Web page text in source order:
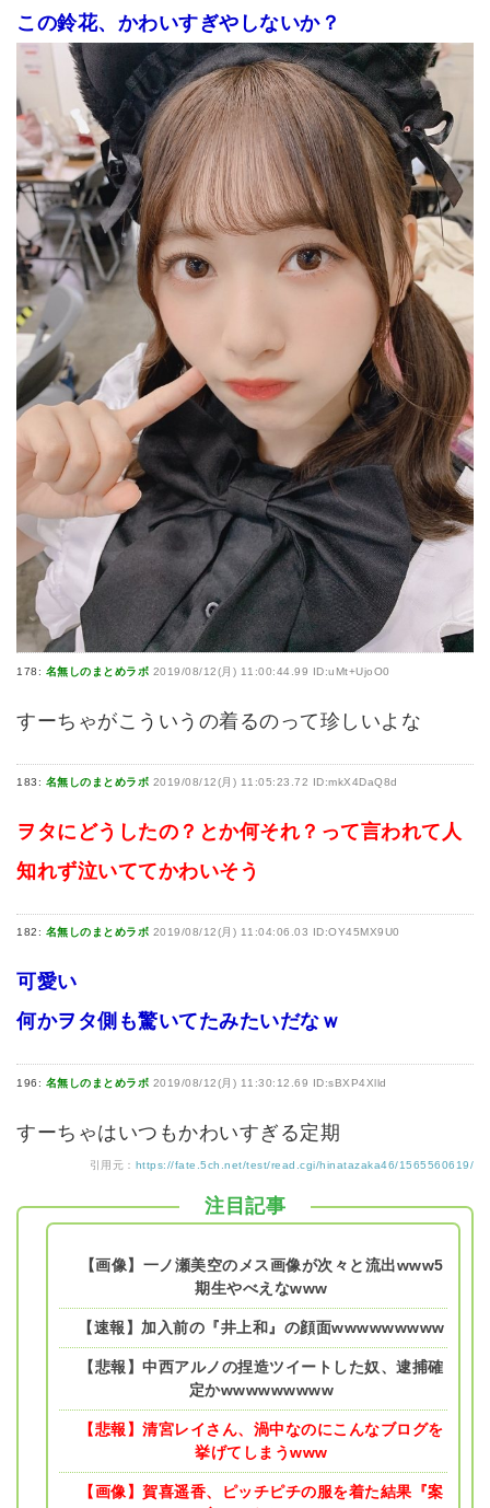
この鈴花、かわいすぎやしないか？
178: 名無しのまとめラボ 2019/08/12(月) 11:00:44.99 ID:uMt+UjoO0
すーちゃがこういうの着るのって珍しいよな
183: 名無しのまとめラボ 2019/08/12(月) 11:05:23.72 ID:mkX4DaQ8d
ヲタにどうしたの？とか何それ？って言われて人
知れず泣いててかわいそう
182: 名無しのまとめラボ 2019/08/12(月) 11:04:06.03 ID:OY45MX9U0
可愛い
何かヲタ側も驚いてたみたいだなｗ
196: 名無しのまとめラボ 2019/08/12(月) 11:30:12.69 ID:sBXP4Xlld
すーちゃはいつもかわいすぎる定期
引用元： https://fate.5ch.net/test/read.cgi/hinatazaka46/1565560619/
注目記事
【画像】一ノ瀬美空のメス画像が次々と流出www5
期生やべえなwww
【速報】加入前の『井上和』の顔面wwwwwwwww
【悲報】中西アルノの捏造ツイートした奴、逮捕確
定かwwwwwwwww
【悲報】清宮レイさん、渦中なのにこんなブログを
挙げてしまうwww
【画像】賀喜遥香、ピッチピチの服を着た結果『案